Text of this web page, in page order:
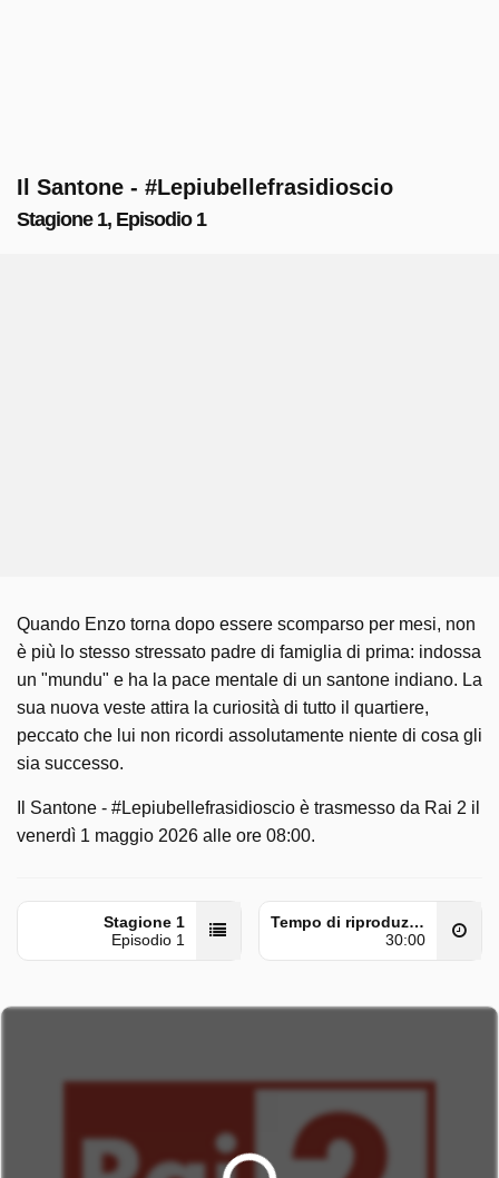
Il Santone - #Lepiubellefrasidioscio
Stagione 1, Episodio 1
Quando Enzo torna dopo essere scomparso per mesi, non
è più lo stesso stressato padre di famiglia di prima: indossa
un "mundu" e ha la pace mentale di un santone indiano. La
sua nuova veste attira la curiosità di tutto il quartiere,
peccato che lui non ricordi assolutamente niente di cosa gli
sia successo.
Il Santone - #Lepiubellefrasidioscio è trasmesso da Rai 2 il
venerdì 1 maggio 2026 alle ore 08:00.
Stagione 1
Episodio 1
Tempo di riproduzione
30:00